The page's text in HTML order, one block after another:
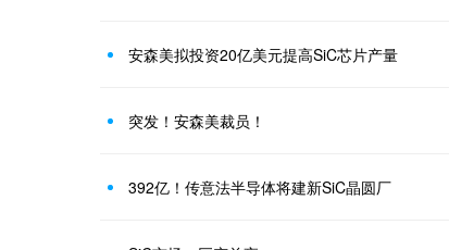
安森美拟投资20亿美元提高SiC芯片产量
突发！安森美裁员！
392亿！传意法半导体将建新SiC晶圆厂